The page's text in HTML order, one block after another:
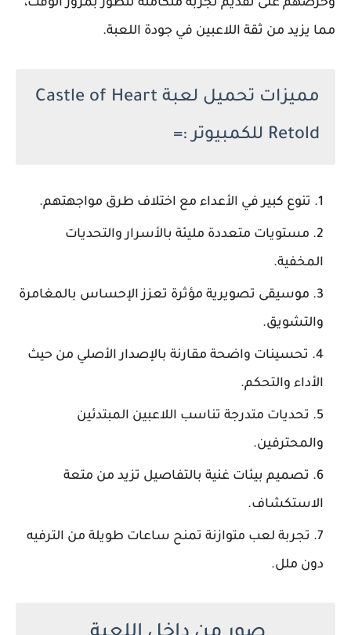
مما يزيد من ثقة اللاعبين في جودة اللعبة.
مميزات تحميل لعبة Castle of Heart
Retold للكمبيوتر :=
تنوع كبير في الأعداء مع اختلاف طرق مواجهتهم.
مستويات متعددة مليئة بالأسرار والتحديات
المخفية.
موسيقى تصويرية مؤثرة تعزز الإحساس بالمغامرة
والتشويق.
تحسينات واضحة مقارنة بالإصدار الأصلي من حيث
الأداء والتحكم.
تحديات متدرجة تناسب اللاعبين المبتدئين
والمحترفين.
تصميم بيئات غنية بالتفاصيل تزيد من متعة
الاستكشاف.
تجربة لعب متوازنة تمنح ساعات طويلة من الترفيه
دون ملل.